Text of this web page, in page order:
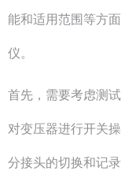
能和适用范围等方
仪。
首先，需要考虑测
对变压器进行开关
分接头的切换和记